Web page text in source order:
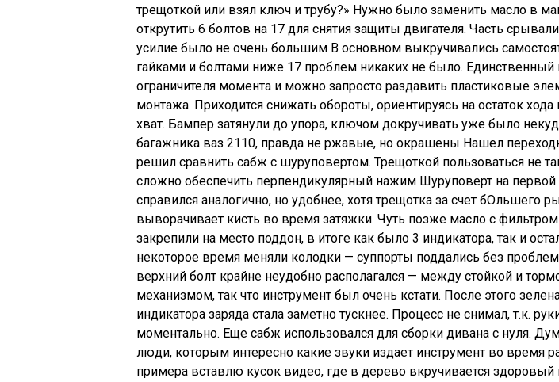
трещоткой или взял ключ и трубу?» Нужно было заменить масло в
открутить 6 болтов на 17 для снятия защиты двигателя. Часть
усилие было не очень большим В основном выкручивались
гайками и болтами ниже 17 проблем никаких не было. Единственный
ограничителя момента и можно запросто раздавить пластиковые
монтажа. Приходится снижать обороты, ориентируясь на остаток хода
хват. Бампер затянули до упора, ключом докручивать уже было
багажника ваз 2110, правда не ржавые, но окрашены Нашел
решил сравнить сабж с шуруповертом. Трещоткой пользоваться не
сложно обеспечить перпендикулярный нажим Шуруповерт на первой
справился аналогично, но удобнее, хотя трещотка за счет бОльшего
выворачивает кисть во время затяжки. Чуть позже масло с
закрепили на место поддон, в итоге как было 3 индикатора, так и
некоторое время меняли колодки — суппорты поддались без
верхний болт крайне неудобно располагался — между стойкой и
механизмом, так что инструмент был очень кстати. После этого
индикатора заряда стала заметно тускнее. Процесс не снимал, т.к.
моментально. Еще сабж использовался для сборки дивана с нуля.
люди, которым интересно какие звуки издает инструмент во время
примера вставлю кусок видео, где в дерево вкручивается здоровый